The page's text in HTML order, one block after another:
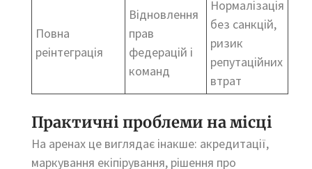
Повна
реінтеграція
Відновлення
прав
федерацій і
команд
Нормалізація
без санкцій,
ризик
репутаційних
втрат
Практичні проблеми на місці
На аренах це виглядає інакше: акредитації,
маркування екіпірування, рішення про